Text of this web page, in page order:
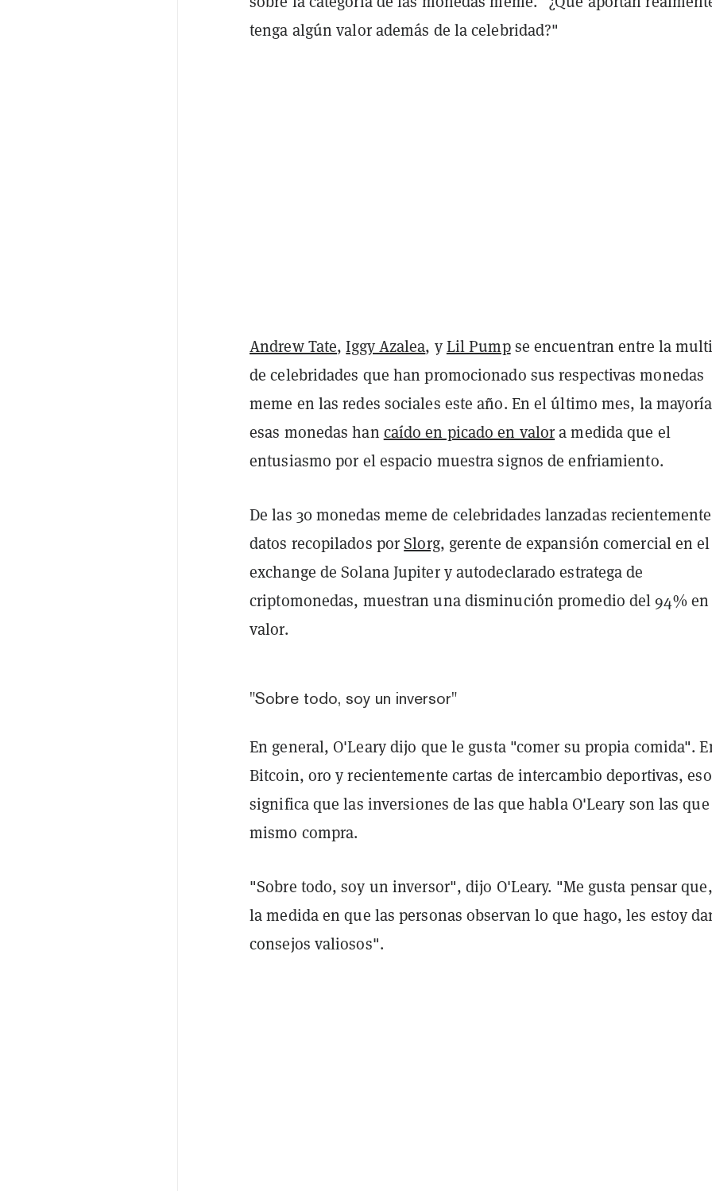
tenga algún valor además de la celebridad?"
Andrew Tate,Iggy Azalea, yLil Pumpse encuentran entre la
de celebridades que han promocionado sus respectivas monedas
meme en las redes sociales este año. En el último mes, la
esas monedas han caído en picado en valora medida que el
entusiasmo por el espacio muestra signos de enfriamiento.
De las 30 monedas meme de celebridades lanzadas
datos recopilados porSlorg, gerente de expansión comercial en el
exchange de Solana Jupiter y autodeclarado estratega de
criptomonedas, muestran una disminución promedio del 94% en
valor.
"Sobre todo, soy un inversor"
En general, O'Leary dijo que le gusta "comer su propia comida".
Bitcoin, oro y recientemente cartas de intercambio deportivas, eso
significa que las inversiones de las que habla O'Leary son las
mismo compra.
"Sobre todo, soy un inversor", dijo O'Leary. "Me gusta pensar
la medida en que las personas observan lo que hago, les estoy
consejos valiosos".